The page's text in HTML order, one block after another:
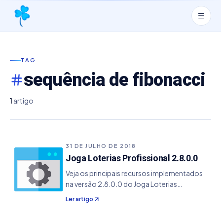
TAG
sequência de fibonacci
1 artigo
31 DE JULHO DE 2018
Joga Loterias Profissional 2.8.0.0
Veja os principais recursos implementados
na versão 2.8.0.0 do Joga Loterias
Profissional. - Incluído a Estatísticas de
Dezenas Pares / Ímpares - Incluído a
Ler artigo